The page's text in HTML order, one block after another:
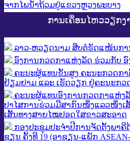
ຈາກໄພນໍ້າຖ້ວມຢູ່ແຂວງຫຼວງພະບາງ
ການເຄື່ອນໄຫວວຽກງ
ລາວ-ຫວຽດ​ນາມ ສືບ​ຕໍ່​ຮັດ​ແໜ້ນ​ກ
ອົງການກວດກາແຫ່ງລັດ ຮ່ວມກັບ ອົ
ຄະນະຜູ້ແທນຂັ້ນສູງ ຄະນະກວດກ
ຢ້ຽມຢາມ ແລະ ເຮັດວຽກ ຢູ່ຄະນະກວ
ຄະນະຜູ້ແທນອົງການກວດກາແຫ່ງ
ປາໄສການຮ່ວມມືສາກົນໜຶ່ງແລວໜຶ່ງເ
ເສັ້ນທາງສາຍໄໝປອດໃສຂາວສະອາດ
ກອງປະຊຸມປະຈຳປີການຈັດຕັ້ງພາຄີ
ຊຽນ ຄັ້ງທີ 19 (ອາຊຽນ-ແພັກ ASEAN-